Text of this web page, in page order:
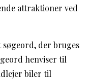
attraktioner ved
søgeord, der bruges
henviser til
biler til